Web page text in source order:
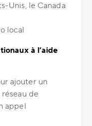
Unis, le Canada
local
à l’aide
ajouter un
de
appel